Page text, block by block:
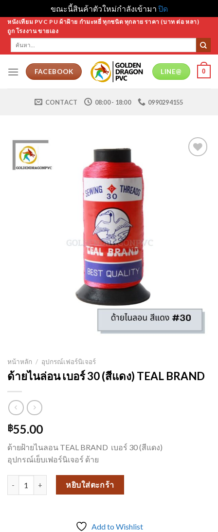
ขณะนี้สินค้าตัวใหม่กำลังเข้ามา ปิด
Skip
content
หนังเทียม PVC PU ผ้าฝ้าย กำมะหยี่ ทุกชนิด ทุกลาย ราคา (บาท ต่อ หลา)
ถูก โรงงาน ขายเอง
ค้นหา:
FACEBOOK LINE@ 0
CONTACT 08:00 - 18:00 0990294155
หน้าหลัก / อุปกรณ์เฟอร์นิเจอร์
ด้ายไนล่อน เบอร์ 30 (สีแดง) TEAL BRAND
฿55.00
ด้ายฝ้ายไนลอน TEAL BRAND เบอร์ 30 (สีแดง)
อุปกรณ์เย็บเฟอร์นิเจอร์ ด้าย
จำนวน ด้ายไนล่อน เบอร์ 30 (สีแดง) TEAL BRAND ชิ้น
หยิบใส่ตะกร้า
Add to Wishlist